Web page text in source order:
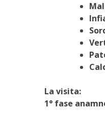
La visita:
1° fase